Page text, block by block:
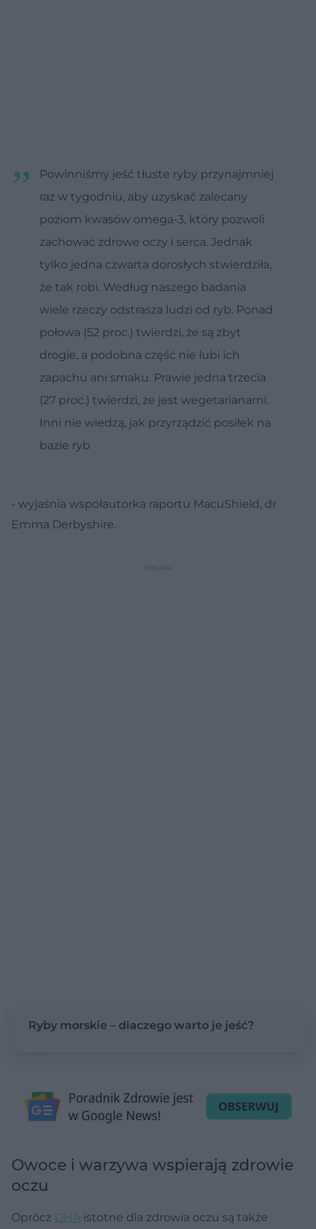
Powinniśmy jeść tłuste ryby przynajmniej
raz w tygodniu, aby uzyskać zalecany
poziom kwasów omega-3, który pozwoli
zachować zdrowe oczy i serca. Jednak
tylko jedna czwarta dorosłych stwierdziła,
że tak robi. Według naszego badania
wiele rzeczy odstrasza ludzi od ryb. Ponad
połowa (52 proc.) twierdzi, że są zbyt
drogie, a podobna część nie lubi ich
zapachu ani smaku. Prawie jedna trzecia
(27 proc.) twierdzi, że jest wegetarianami.
Inni nie wiedzą, jak przyrządzić posiłek na
bazie ryb
- wyjaśnia współautorka raportu MacuShield, dr
Emma Derbyshire.
Ryby morskie – dlaczego warto je jeść?
Owoce i warzywa wspierają zdrowie
oczu
Oprócz DHA istotne dla zdrowia oczu są także